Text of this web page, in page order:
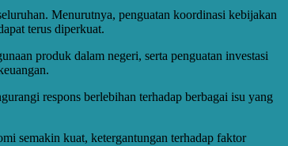
Menurutnya, penguatan koordinasi kebijakan
terus diperkuat.
produk dalam negeri, serta penguatan investasi
respons berlebihan terhadap berbagai isu yang
semakin kuat, ketergantungan terhadap faktor